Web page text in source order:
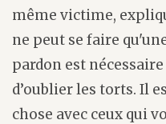
même victime,
ne peut se faire
pardon est
d’oublier les torts. Il
chose avec ceux qui